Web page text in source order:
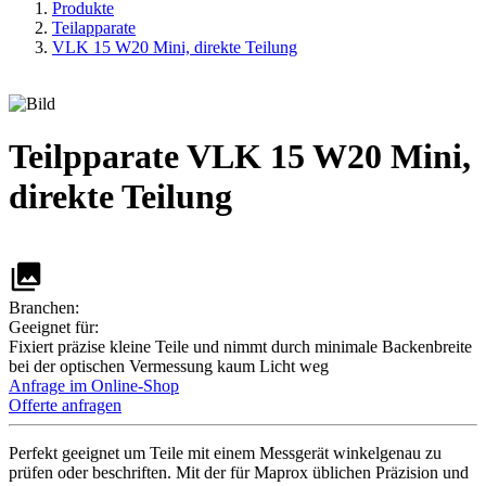
Produkte
Teilapparate
VLK 15 W20 Mini, direkte Teilung
TeilpparateVLK 15 W20 Mini,
direkte Teilung
Branchen:
Geeignet für:
Fixiert präzise kleine Teile und nimmt durch minimale Backenbreite
bei der optischen Vermessung kaum Licht weg
Anfrage im Online-Shop
Offerte anfragen
Perfekt geeignet um Teile mit einem Messgerät winkelgenau zu
prüfen oder beschriften. Mit der für Maprox üblichen Präzision und